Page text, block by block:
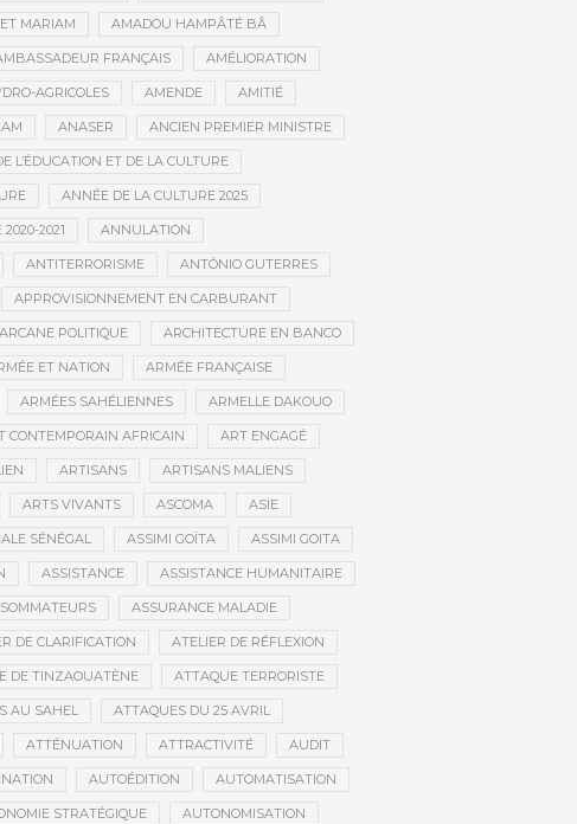
MARIAM AMADOU HAMPÂTÉ BÂ
FRANÇAIS AMÉLIORATION
AGRICOLES AMENDE AMITIÉ
ANASER ANCIEN PREMIER MINISTRE
L’ÉDUCATION ET DE LA CULTURE
ANNÉE DE LA CULTURE 2025
2021 ANNULATION
ANTITERRORISME ANTÓNIO GUTERRES
APPROVISIONNEMENT EN CARBURANT
ARCANE POLITIQUE ARCHITECTURE EN BANCO
ET NATION ARMÉE FRANÇAISE
ARMÉES SAHÉLIENNES ARMELLE DAKOUO
CONTEMPORAIN AFRICAIN ART ENGAGÉ
ARTISANS ARTISANS MALIENS
ARTS VIVANTS ASCOMA ASIE
SÉNÉGAL ASSIMI GOÏTA ASSIMI GOITA
ASSISTANCE ASSISTANCE HUMANITAIRE
ASSURANCE MALADIE
DE CLARIFICATION ATELIER DE RÉFLEXION
DE TINZAOUATÈNE ATTAQUE TERRORISTE
AU SAHEL ATTAQUES DU 25 AVRIL
ATTÉNUATION ATTRACTIVITÉ AUDIT
AUTOÉDITION AUTOMATISATION
STRATÉGIQUE AUTONOMISATION